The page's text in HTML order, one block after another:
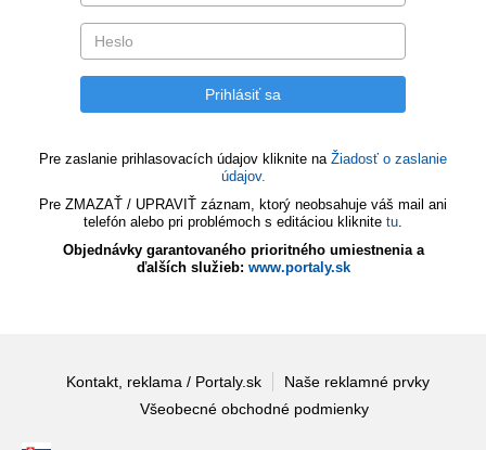
Pre zaslanie prihlasovacích údajov kliknite na Žiadosť o zaslanie
údajov.
Pre ZMAZAŤ / UPRAVIŤ záznam, ktorý neobsahuje váš mail ani
telefón alebo pri problémoch s editáciou kliknite tu.
Objednávky garantovaného prioritného umiestnenia a
ďalších služieb: www.portaly.sk
Kontakt, reklama / Portaly.sk
Naše reklamné prvky
Všeobecné obchodné podmienky